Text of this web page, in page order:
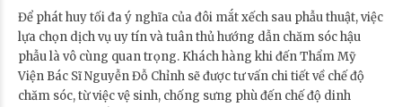
Để phát huy tối đa ý nghĩa của đôi mắt xếch sau phẫu thuật, việc
lựa chọn dịch vụ uy tín và tuân thủ hướng dẫn chăm sóc hậu
phẫu là vô cùng quan trọng. Khách hàng khi đến Thẩm Mỹ
Viện Bác Sĩ Nguyễn Đỗ Chỉnh sẽ được tư vấn chi tiết về chế độ
chăm sóc, từ việc vệ sinh, chống sưng phù đến chế độ dinh